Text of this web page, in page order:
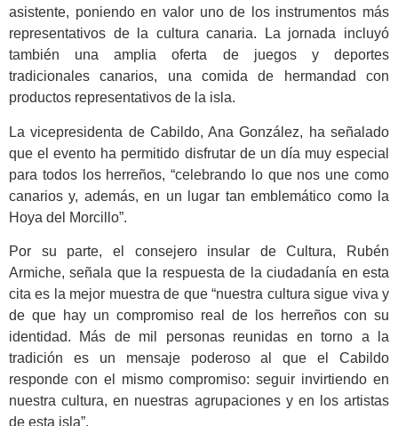
asistente, poniendo en valor uno de los instrumentos más
representativos de la cultura canaria. La jornada incluyó
también una amplia oferta de juegos y deportes
tradicionales canarios, una comida de hermandad con
productos representativos de la isla.
La vicepresidenta de Cabildo, Ana González, ha señalado
que el evento ha permitido disfrutar de un día muy especial
para todos los herreños, “celebrando lo que nos une como
canarios y, además, en un lugar tan emblemático como la
Hoya del Morcillo”.
Por su parte, el consejero insular de Cultura, Rubén
Armiche, señala que la respuesta de la ciudadanía en esta
cita es la mejor muestra de que “nuestra cultura sigue viva y
de que hay un compromiso real de los herreños con su
identidad. Más de mil personas reunidas en torno a la
tradición es un mensaje poderoso al que el Cabildo
responde con el mismo compromiso: seguir invirtiendo en
nuestra cultura, en nuestras agrupaciones y en los artistas
de esta isla”.